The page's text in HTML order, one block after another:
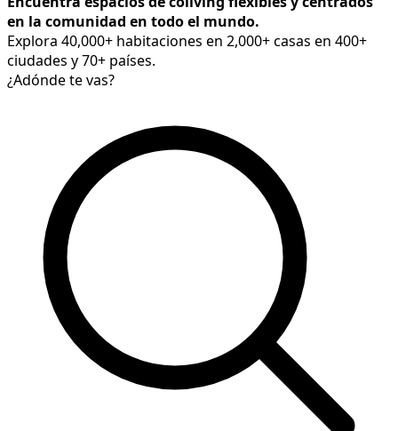
en la comunidad en todo el mundo.
Explora 40,000+ habitaciones en 2,000+ casas en 400+
ciudades y 70+ países.
¿Adónde te vas?